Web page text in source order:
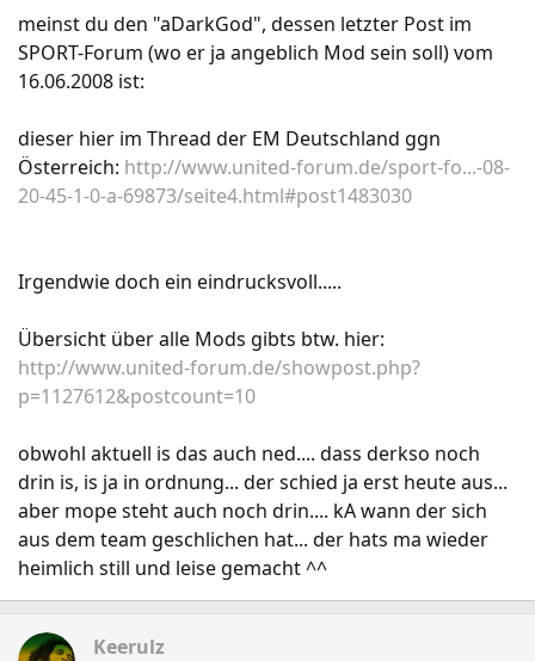
meinst du den "aDarkGod", dessen letzter Post im
SPORT-Forum (wo er ja angeblich Mod sein soll) vom
16.06.2008 ist:
dieser hier im Thread der EM Deutschland ggn
Österreich: http://www.united-forum.de/sport-fo...-08-
20-45-1-0-a-69873/seite4.html#post1483030
Irgendwie doch ein eindrucksvoll.....
Übersicht über alle Mods gibts btw. hier:
http://www.united-forum.de/showpost.php?
p=1127612&postcount=10
obwohl aktuell is das auch ned.... dass derkso noch
drin is, is ja in ordnung... der schied ja erst heute aus...
aber mope steht auch noch drin.... kA wann der sich
aus dem team geschlichen hat... der hats ma wieder
heimlich still und leise gemacht ^^
Keerulz